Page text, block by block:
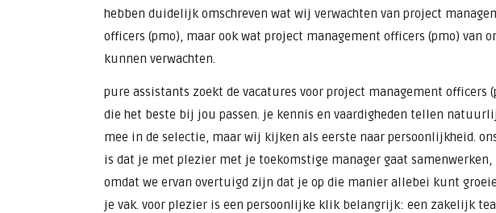
hebben duidelijk omschreven wat wij verwachten van project
officers (pmo), maar ook wat project management officers (pmo) van
kunnen verwachten.
pure assistants zoekt de vacatures voor project management officers
die het beste bij jou passen. je kennis en vaardigheden tellen
mee in de selectie, maar wij kijken als eerste naar persoonlijkheid.
is dat je met plezier met je toekomstige manager gaat samenwerken,
omdat we ervan overtuigd zijn dat je op die manier allebei kunt
je vak. voor plezier is een persoonlijke klik belangrijk: een zakelijk